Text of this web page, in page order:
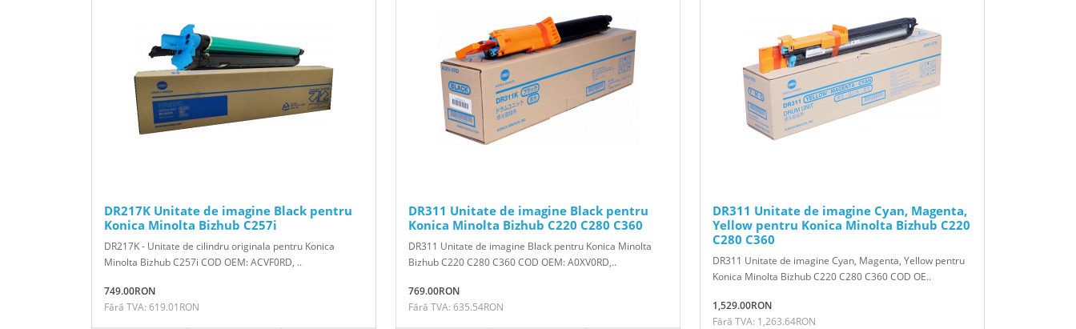
DR217K Unitate de imagine Black pentru
Konica Minolta Bizhub C257i
DR217K - Unitate de cilindru originala pentru Konica
Minolta Bizhub C257i COD OEM: ACVF0RD, ..
749.00RON
Fără TVA: 619.01RON
DR311 Unitate de imagine Black pentru
Konica Minolta Bizhub C220 C280 C360
DR311 Unitate de imagine Black pentru Konica Minolta
Bizhub C220 C280 C360 COD OEM: A0XV0RD,..
769.00RON
Fără TVA: 635.54RON
DR311 Unitate de imagine Cyan, Magenta,
Yellow pentru Konica Minolta Bizhub C220
C280 C360
DR311 Unitate de imagine Cyan, Magenta, Yellow pentru
Konica Minolta Bizhub C220 C280 C360 COD OE..
1,529.00RON
Fără TVA: 1,263.64RON